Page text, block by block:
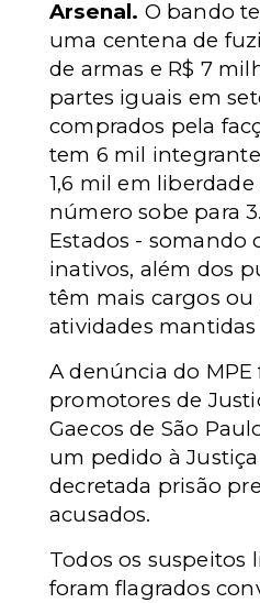
Arsenal. O bando
uma centena de
de armas e R$ 7
partes iguais em
comprados pela
tem 6 mil
1,6 mil em liberdade
número sobe para
Estados - somando
inativos, além dos
têm mais cargos
atividades mantidas
A denúncia do
promotores de
Gaecos de São
um pedido à
decretada prisão
acusados.
Todos os suspeitos
foram flagrados